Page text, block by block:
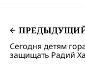
Сегодня детям
защищать Радий